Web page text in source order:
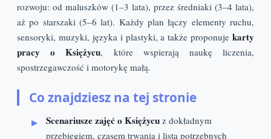
rozwoju: od maluszków (1–3 lata), przez średniaki (3–4 lata),
aż po starszaki (5–6 lat). Każdy plan łączy elementy ruchu,
sensoryki, muzyki, języka i plastyki, a także proponuje karty
pracy o Księżycu, które wspierają naukę liczenia,
spostrzegawczość i motorykę małą.
Co znajdziesz na tej stronie
Scenariusze zajęć o Księżycu z dokładnym
przebiegiem, czasem trwania i listą potrzebnych